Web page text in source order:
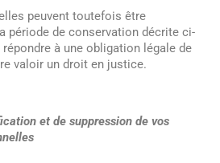
peuvent toutefois être
période de conservation décrite ci-
à une obligation légale de
valoir un droit en justice.
et de suppression de vos